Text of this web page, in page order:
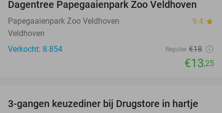
26%
Dagentree Papegaaienpark Zoo Veldhoven
Papegaaienpark Zoo Veldhoven 9.4 star
Veldhoven
Verkocht: 8.854
Regulier €18
€13,25
46%
3-gangen keuzediner bij Drugstore in hartje